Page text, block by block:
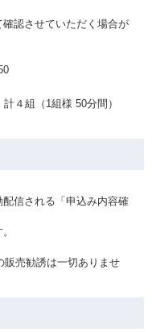
認させていただく場合が
組（1組様 50分間）
信される「申込み内容確
販売勧誘は一切ありませ